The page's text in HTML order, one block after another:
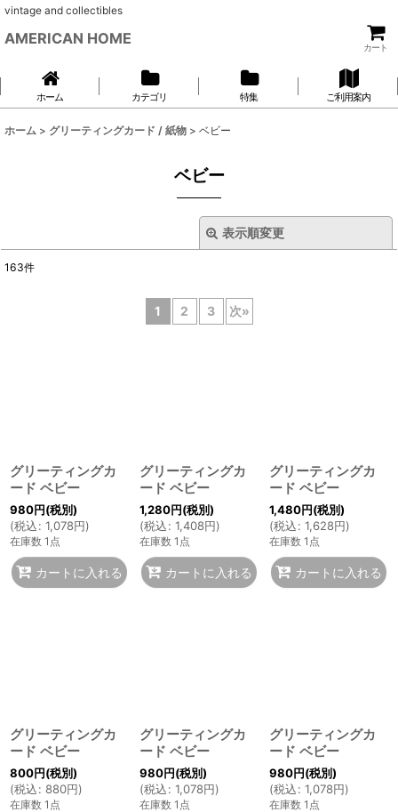
vintage and collectibles
AMERICAN HOME
カート
ホーム カテゴリ 特集 ご利用案内
ホーム > グリーティングカード / 紙物 > ベビー
ベビー
表示順変更
163件
1 2 3 次»
グリーティングカ
ード ベビー
980円(税別)
(税込: 1,078円)
在庫数 1点
カートに入れる
グリーティングカ
ード ベビー
1,280円(税別)
(税込: 1,408円)
在庫数 1点
カートに入れる
グリーティングカ
ード ベビー
1,480円(税別)
(税込: 1,628円)
在庫数 1点
カートに入れる
グリーティングカ
ード ベビー
800円(税別)
(税込: 880円)
在庫数 1点
グリーティングカ
ード ベビー
980円(税別)
(税込: 1,078円)
在庫数 1点
グリーティングカ
ード ベビー
980円(税別)
(税込: 1,078円)
在庫数 1点